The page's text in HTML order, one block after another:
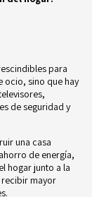
para
ocio, sino que hay
de seguridad y
una casa
de energía,
hogar junto a la
recibir mayor